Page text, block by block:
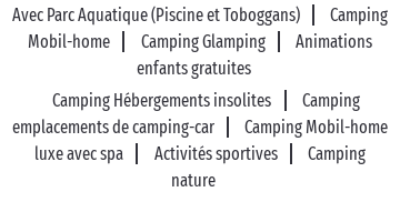
Avec Parc Aquatique (Piscine et Toboggans)
Camping
Mobil-home
Camping Glamping
Animations
enfants gratuites
Camping Hébergements insolites
Camping
emplacements de camping-car
Camping Mobil-home
luxe avec spa
Activités sportives
Camping
nature